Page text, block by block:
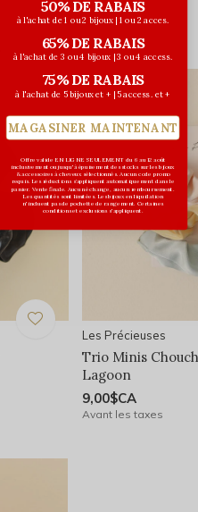
Les Précieuses
Trio Minis
Lagoon
9,00$CA
Avant les taxes
50% DE RABAIS
à l'achat de 1 ou 2 bijoux | 1 ou 2 acces.
65% DE RABAIS
à l'achat de 3 ou 4 bijoux | 3 ou 4 access.
75% DE RABAIS
à l'achat de 5 bijoux et + | 5 access. et +
MAGASINER MAINTENANT
Offre valide EN LIGNE SEULEMENT du 6 au 12 août
inclusivement ou jusqu'à épuisement des stocks sur les bijoux
& accessoires à cheveux sélectionnés. Aucun code promo
requis. Les réductions s’appliquent automatiquement dans le
panier. Vente finale. Aucun échange, aucun remboursement.
Les quantités sont limitées. Les bijoux en liquidation
n'incluent pas de pochette de rangement. Certaines
conditions et exclusions s'appliquent.